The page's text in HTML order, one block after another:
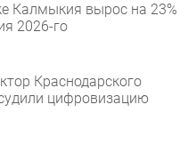
Калмыкия вырос на 23%
2026-го
Краснодарского
цифровизацию